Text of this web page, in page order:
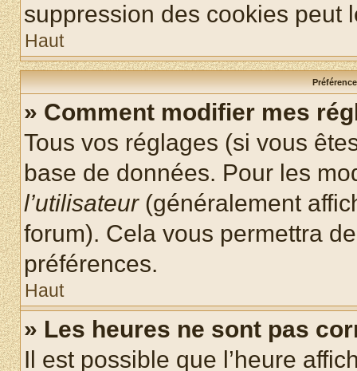
suppression des cookies peut
Haut
» Comment modifier mes
Tous vos réglages (si vous
base de données. Pour les
l’utilisateur(généralement
forum). Cela vous permettra
préférences.
Haut
» Les heures ne sont pas
Il est possible que l’heure